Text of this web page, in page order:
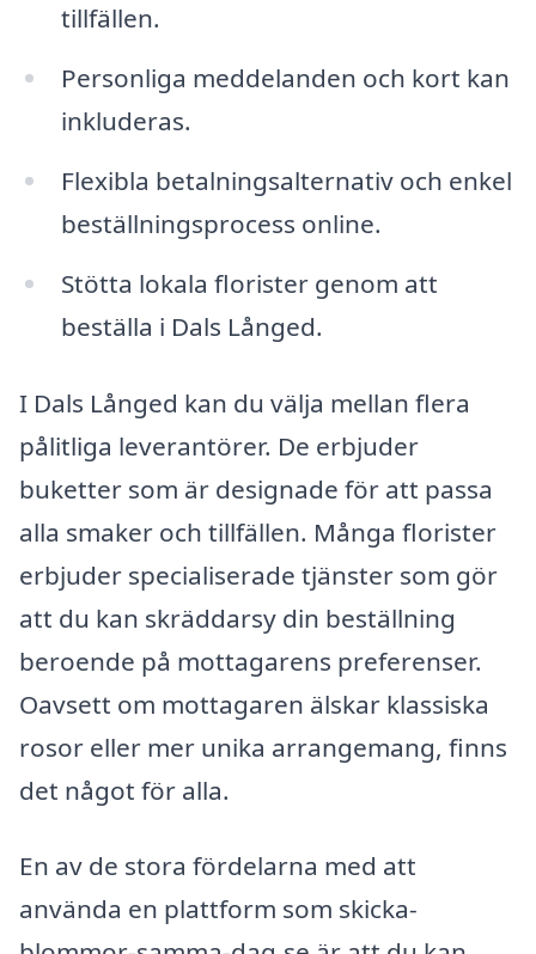
tillfällen.
Personliga meddelanden och kort kan
inkluderas.
Flexibla betalningsalternativ och enkel
beställningsprocess online.
Stötta lokala florister genom att
beställa i Dals Långed.
I Dals Långed kan du välja mellan flera
pålitliga leverantörer. De erbjuder
buketter som är designade för att passa
alla smaker och tillfällen. Många florister
erbjuder specialiserade tjänster som gör
att du kan skräddarsy din beställning
beroende på mottagarens preferenser.
Oavsett om mottagaren älskar klassiska
rosor eller mer unika arrangemang, finns
det något för alla.
En av de stora fördelarna med att
använda en plattform som skicka-